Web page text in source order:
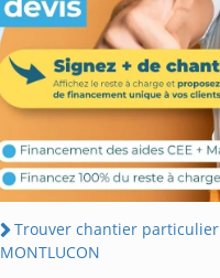
Trouver chantier particulier
MONTLUCON